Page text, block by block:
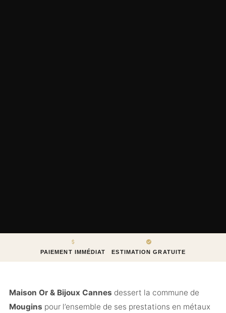
PAIEMENT IMMÉDIAT ESTIMATION GRATUITE
Maison Or & Bijoux Cannes dessert la commune de
Mougins pour l’ensemble de ses prestations en métaux